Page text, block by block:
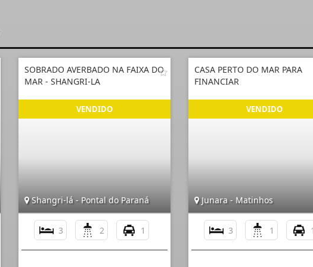
SOBRADO AVERBADO NA FAIXA DO
MAR - SHANGRI-LA
Shangri-lá - Pontal do Paraná
3 2 1
CASA PERTO DO MAR PARA
FINANCIAR
Junara - Matinhos
3 1